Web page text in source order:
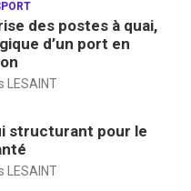
des postes à quai,
d’un port en
LESAINT
structurant pour le
LESAINT